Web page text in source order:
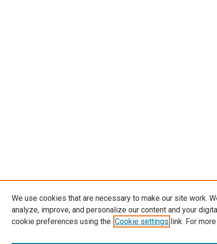
We use cookies that are necessary to make our site work.
analyze, improve, and personalize our content and your
cookie preferences using the Cookie settings link. For